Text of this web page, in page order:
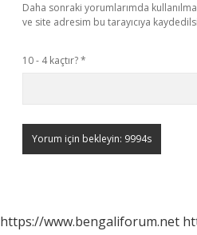
Daha sonraki yorumlarımda
ve site adresim bu tarayıcıya
10 - 4 kaçtır?*
https://www.bengaliforum.net